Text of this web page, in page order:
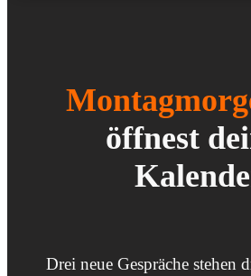
öffnest
Drei neue Gespräche stehen